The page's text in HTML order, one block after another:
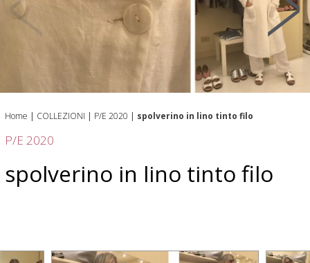
Home | COLLEZIONI | P/E 2020 | spolverino in lino tinto filo
P/E 2020
spolverino in lino tinto filo